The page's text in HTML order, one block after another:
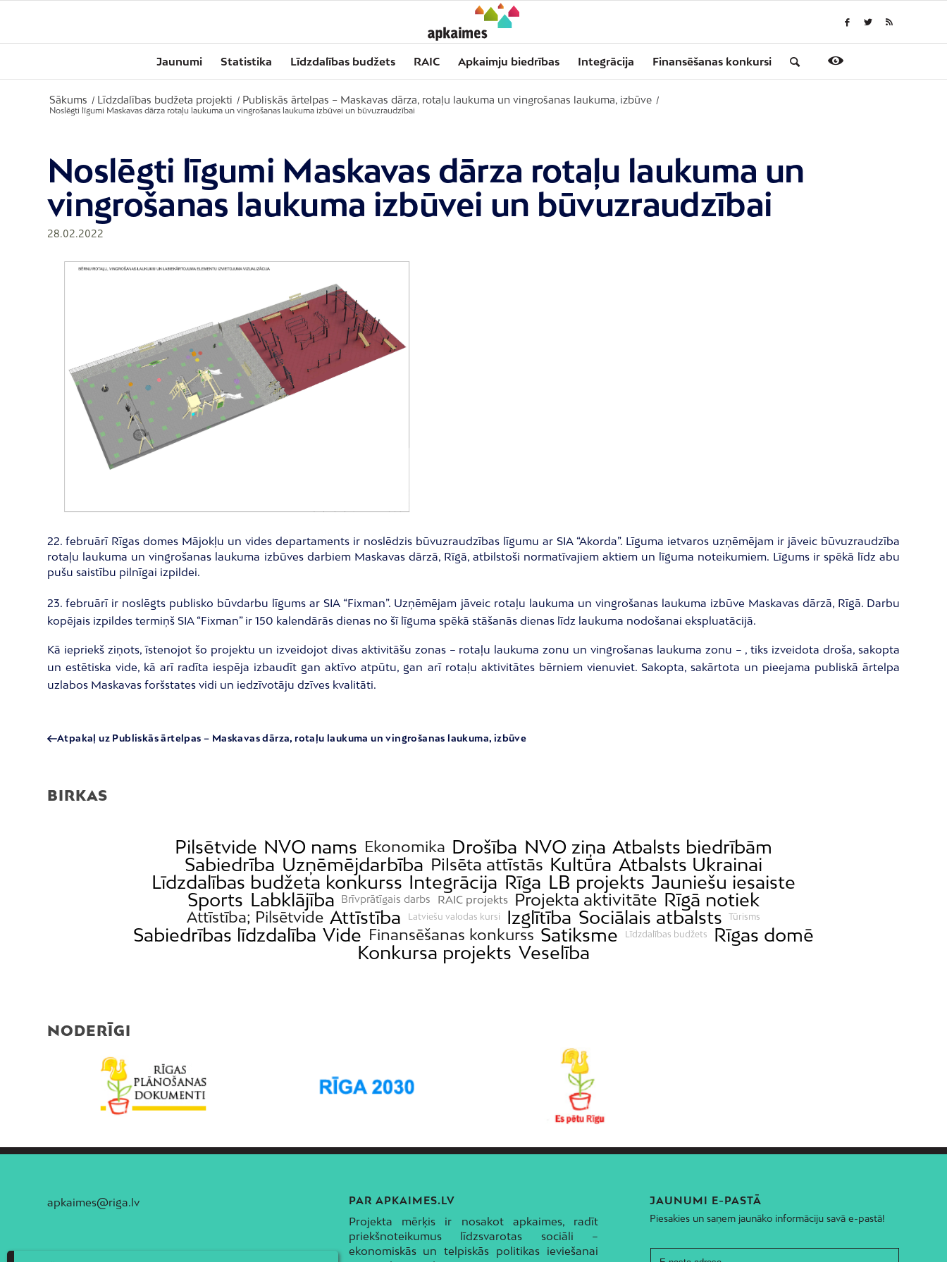
Jaunumi Statistika Līdzdalības budžets RAIC Apkaimju biedrības Integrācija Finansēšanas konkursi
Sākums / Līdzdalības budžeta projekti / Publiskās ārtelpas – Maskavas dārza, rotaļu laukuma un vingrošanas laukuma, izbūve /
Noslēgti līgumi Maskavas dārza rotaļu laukuma un vingrošanas laukuma izbūvei un būvuzraudzībai
Noslēgti līgumi Maskavas dārza rotaļu laukuma un
vingrošanas laukuma izbūvei un būvuzraudzībai
28.02.2022
22. februārī Rīgas domes Mājokļu un vides departaments ir noslēdzis būvuzraudzības līgumu ar SIA “Akorda”. Līguma ietvaros uzņēmējam ir jāveic būvuzraudzība
rotaļu laukuma un vingrošanas laukuma izbūves darbiem Maskavas dārzā, Rīgā, atbilstoši normatīvajiem aktiem un līguma noteikumiem. Līgums ir spēkā līdz abu
pušu saistību pilnīgai izpildei.
23. februārī ir noslēgts publisko būvdarbu līgums ar SIA “Fixman”. Uzņēmējam jāveic rotaļu laukuma un vingrošanas laukuma izbūve Maskavas dārzā, Rīgā. Darbu
kopējais izpildes termiņš SIA “Fixman” ir 150 kalendārās dienas no šī līguma spēkā stāšanās dienas līdz laukuma nodošanai ekspluatācijā.
Kā iepriekš ziņots, īstenojot šo projektu un izveidojot divas aktivitāšu zonas – rotaļu laukuma zonu un vingrošanas laukuma zonu – , tiks izveidota droša, sakopta
un estētiska vide, kā arī radīta iespēja izbaudīt gan aktīvo atpūtu, gan arī rotaļu aktivitātes bērniem vienuviet. Sakopta, sakārtota un pieejama publiskā ārtelpa
uzlabos Maskavas foršstates vidi un iedzīvotāju dzīves kvalitāti.
Atpakaļ uz Publiskās ārtelpas – Maskavas dārza, rotaļu laukuma un vingrošanas laukuma, izbūve
BIRKAS
Pilsētvide NVO nams Ekonomika Drošība NVO ziņa Atbalsts biedrībām
Sabiedrība Uzņēmējdarbība Pilsēta attīstās Kultūra Atbalsts Ukrainai
Līdzdalības budžeta konkurss Integrācija Rīga LB projekts Jauniešu iesaiste
Sports Labklājība Brīvprātīgais darbs RAIC projekts Projekta aktivitāte Rīgā notiek
Attīstība; Pilsētvide Attīstība Latviešu valodas kursi Izglītība Sociālais atbalsts Tūrisms
Sabiedrības līdzdalība Vide Finansēšanas konkurss Satiksme Līdzdalības budžets
Rīgas domē
Konkursa projekts Veselība
NODERĪGI
apkaimes@riga.lv PAR APKAIMES.LV
Projekta mērķis ir nosakot apkaimes, radīt
priekšnoteikumus līdzsvarotas sociāli –
ekonomiskās un telpiskās politikas ieviešanai
JAUNUMI E-PASTĀ
Piesakies un saņem jaunāko informāciju savā e-pastā!